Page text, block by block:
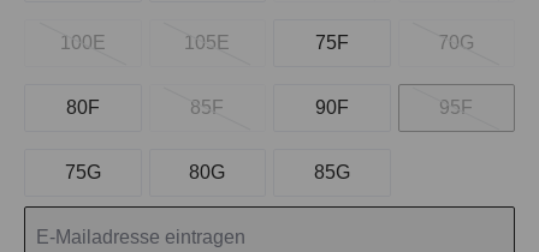
100E 105E 75F 70G
80F 85F 90F 95F
75G 80G 85G